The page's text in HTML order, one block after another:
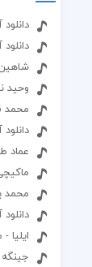
وحید
محمد
عماد
محمد
ایلیا